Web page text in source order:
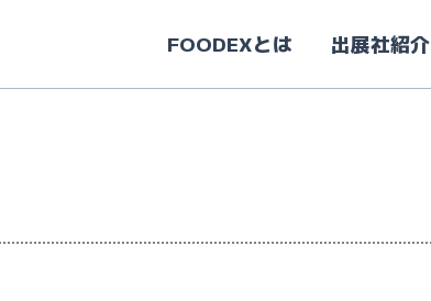
FOODEXとは 出展社紹介